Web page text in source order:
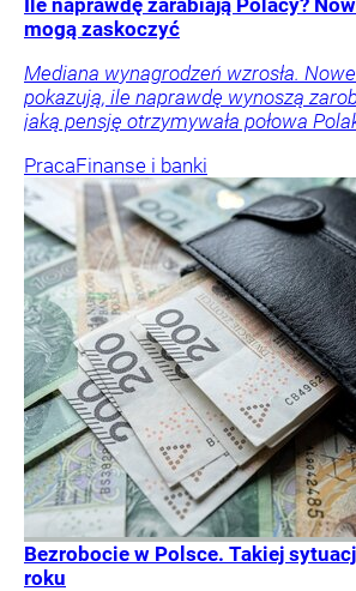
mogą zaskoczyć
Mediana wynagrodzeń wzrosła.
pokazują, ile naprawdę wynoszą
jaką pensję otrzymywała połowa
PracaFinanse i banki
Bezrobocie w Polsce. Takiej
roku